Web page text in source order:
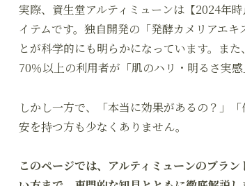
実際、資生堂アルティミューンは【2024年
イテムです。独自開発の「発酵カメリアエ
とが科学的にも明らかになっています。ま
70％以上の利用者が「肌のハリ・明るさ実感
しかし一方で、「本当に効果があるの？」
安を持つ方も少なくありません。
このページでは、アルティミューンのブラ